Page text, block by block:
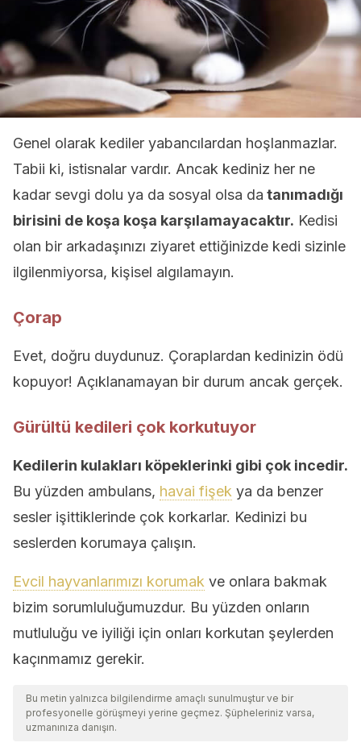
Genel olarak kediler yabancılardan hoşlanmazlar.
Tabii ki, istisnalar vardır. Ancak kediniz her ne
kadar sevgi dolu ya da sosyal olsa da tanımadığı
birisini de koşa koşa karşılamayacaktır. Kedisi
olan bir arkadaşınızı ziyaret ettiğinizde kedi sizinle
ilgilenmiyorsa, kişisel algılamayın.
Çorap
Evet, doğru duydunuz. Çoraplardan kedinizin ödü
kopuyor! Açıklanamayan bir durum ancak gerçek.
Gürültü kedileri çok korkutuyor
Kedilerin kulakları köpeklerinki gibi çok incedir.
Bu yüzden ambulans, havai fişek ya da benzer
sesler işittiklerinde çok korkarlar. Kedinizi bu
seslerden korumaya çalışın.
Evcil hayvanlarımızı korumak ve onlara bakmak
bizim sorumluluğumuzdur. Bu yüzden onların
mutluluğu ve iyiliği için onları korkutan şeylerden
kaçınmamız gerekir.
Bu metin yalnızca bilgilendirme amaçlı sunulmuştur ve bir
profesyonelle görüşmeyi yerine geçmez. Şüpheleriniz varsa,
uzmanınıza danışın.